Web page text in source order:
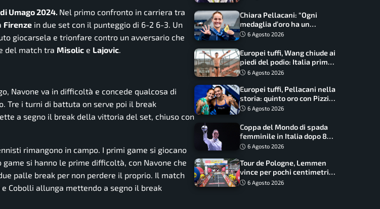
Umago 2024. Nel primo confronto in carriera tra
Firenze in due set con il punteggio di 6-2 6-3. Un
giocarsela e trionfare contro un avversario che
del match tra Misolic e Lajovic
Navone va in difficoltà e concede qualcosa di
Tre i turni di battuta on serve poi il break
a segno il break della vittoria del set, chiuso con
rimangono in campo. I primi game si giocano
si hanno le prime difficoltà, con Navone che
palle break per non perdere il proprio. Il match
Cobolli allunga mettendo a segno il break
Chiara Pellacani: “Ogni
medaglia d’oro ha un
significato diverso. Ho fatto
6 Agosto 2026
Europei tuffi, Wang chiude ai
piedi del podio: Italia prima
nel medagliere
6 Agosto 2026
Europei tuffi, Pellacani nella
storia: quinto oro con Pizzini
nel sincro da 3 metri
6 Agosto 2026
Coppa del Mondo di spada
femminile in Italia dopo 8
anni, Alberta Santuccio: “Il
frutti”
6 Agosto 2026
Tour de Pologne, Lemmen
vince per pochi centimetri
su Scaroni: maxi-caduta e
6 Agosto 2026